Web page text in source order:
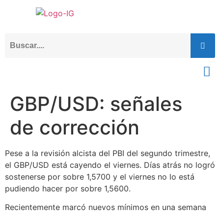
GBP/USD: señales
de corrección
Pese a la revisión alcista del PBI del segundo trimestre,
el GBP/USD está cayendo el viernes. Días atrás no logró
sostenerse por sobre 1,5700 y el viernes no lo está
pudiendo hacer por sobre 1,5600.
Recientemente marcó nuevos mínimos en una semana